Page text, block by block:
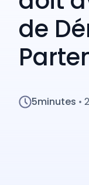
de
5minutes •